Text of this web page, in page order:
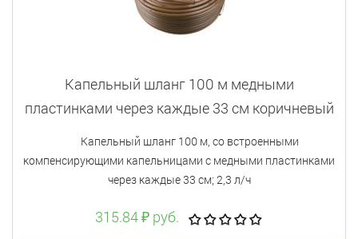
Капельный шланг 100 м медными
пластинками через каждые 33 см коричневый
Капельный шланг 100 м, со встроенными
компенсирующими капельницами с медными пластинками
через каждые 33 см; 2,3 л/ч
315.84 ₽ руб.